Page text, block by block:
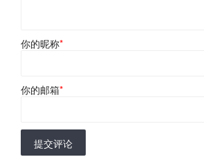
你的昵称*
你的邮箱*
提交评论